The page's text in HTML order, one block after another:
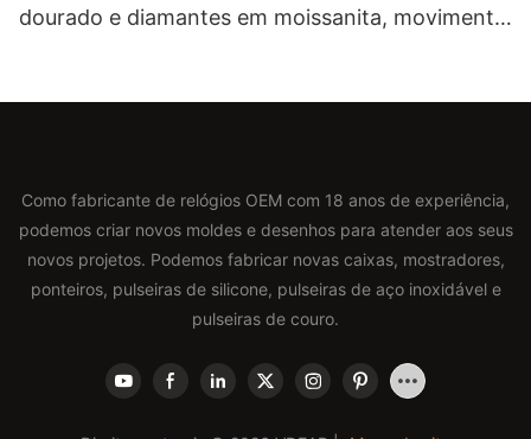
dourado e diamantes em moissanita, movimento
Como fabricante de relógios OEM com 18 anos de experiência,
podemos criar novos moldes e desenhos para atender aos seus
novos projetos. Podemos fabricar novas caixas, mostradores,
ponteiros, pulseiras de silicone, pulseiras de aço inoxidável e
pulseiras de couro.